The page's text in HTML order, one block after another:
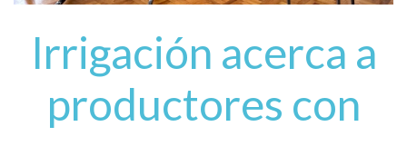
Irrigación acerca a
productores con